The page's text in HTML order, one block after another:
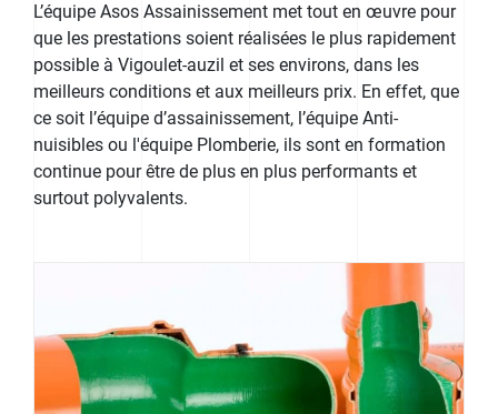
L’équipe Asos Assainissement met tout en œuvre pour
que les prestations soient réalisées le plus rapidement
possible à Vigoulet-auzil et ses environs, dans les
meilleurs conditions et aux meilleurs prix. En effet, que
ce soit l’équipe d’assainissement, l’équipe Anti-
nuisibles ou l'équipe Plomberie, ils sont en formation
continue pour être de plus en plus performants et
surtout polyvalents.